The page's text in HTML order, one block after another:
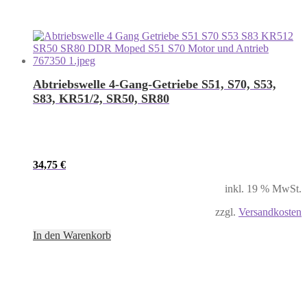
Abtriebswelle 4-Gang-Getriebe S51, S70, S53,
S83, KR51/2, SR50, SR80
34,75 €
inkl. 19 % MwSt.
zzgl. Versandkosten
In den Warenkorb